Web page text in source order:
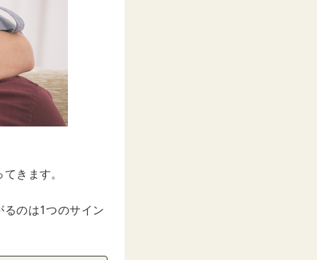
きます。
のは1つのサイン